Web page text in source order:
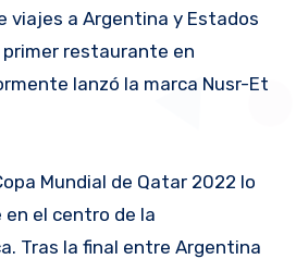
viajes a Argentina y Estados
primer restaurante en
lanzó la marca Nusr-Et
Mundial de Qatar 2022 lo
el centro de la
Tras la final entre Argentina